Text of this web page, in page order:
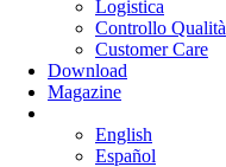
Logistica
Controllo Qualità
Customer Care
Download
Magazine
English
Español